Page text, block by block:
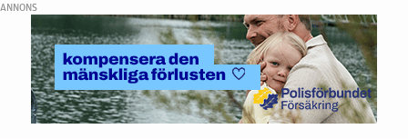
ANNONS